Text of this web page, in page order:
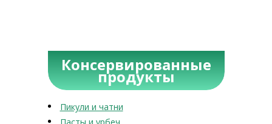
Консервированные
продукты
Пикули и чатни